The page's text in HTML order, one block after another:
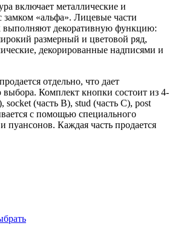
включает металлические и
замком «альфа». Лицевые части
выполняют декоративную функцию:
размерный и цветовой ряд,
декорированные надписями и
отдельно, что дает
Комплект кнопки состоит из 4-
socket (часть В), stud (часть С), post
с помощью специального
пуансонов. Каждая часть продается